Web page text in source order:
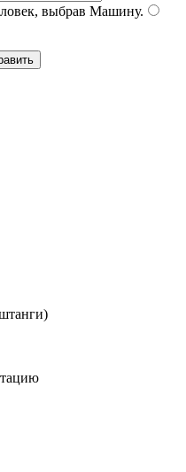
выбрав Машину.